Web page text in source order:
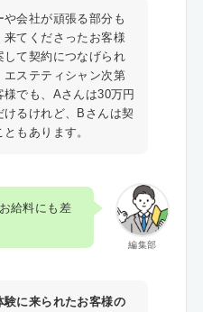
会社が頑張る部分も
来てくださったお客様
して契約につなげられ
エステティシャン次第
でも、Aさんは30万円
けるけれど、Bさんは契
もあります。
編集部
給料にも差
験に来られたお客様の